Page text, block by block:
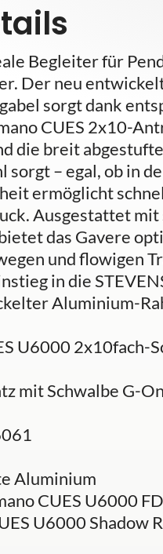
Begleiter für
Der neu
sorgt dank
CUES 2x10-
die breit
sorgt – egal, ob in
ermöglicht
Ausgestattet
das Gavere
und flowigen
in die
Aluminium-
U6000 2x10fach-
mit Schwalbe G-
Aluminium
CUES U6000
U6000 Shadow